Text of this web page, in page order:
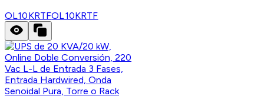
OL10KRTFOL10KRTF